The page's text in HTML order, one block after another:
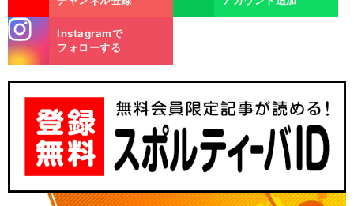
身
」
へ
m
Instagramで
フォローする